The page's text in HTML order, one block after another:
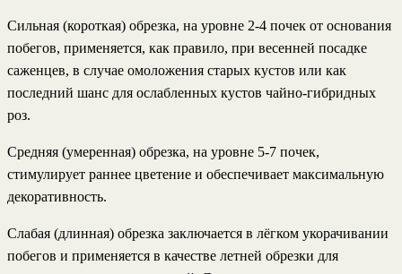
Сильная (короткая) обрезка, на уровне 2-4 почек от основания
побегов, применяется, как правило, при весенней посадке
саженцев, в случае омоложения старых кустов или как
последний шанс для ослабленных кустов чайно-гибридных
роз.
Средняя (умеренная) обрезка, на уровне 5-7 почек,
стимулирует раннее цветение и обеспечивает максимальную
декоративность.
Слабая (длинная) обрезка заключается в лёгком укорачивании
побегов и применяется в качестве летней обрезки для